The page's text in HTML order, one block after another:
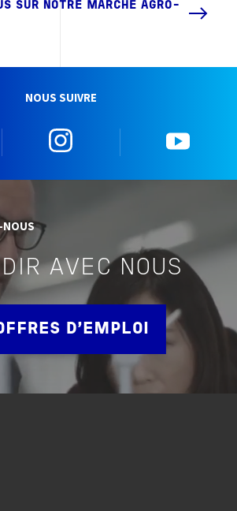
SUR NOTRE MARCHÉ AGRO-
NOUS SUIVRE
NOUS
AVEC NOUS
D'EMPLOI